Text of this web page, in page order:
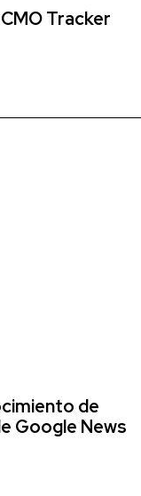
Tracker
de
Google News